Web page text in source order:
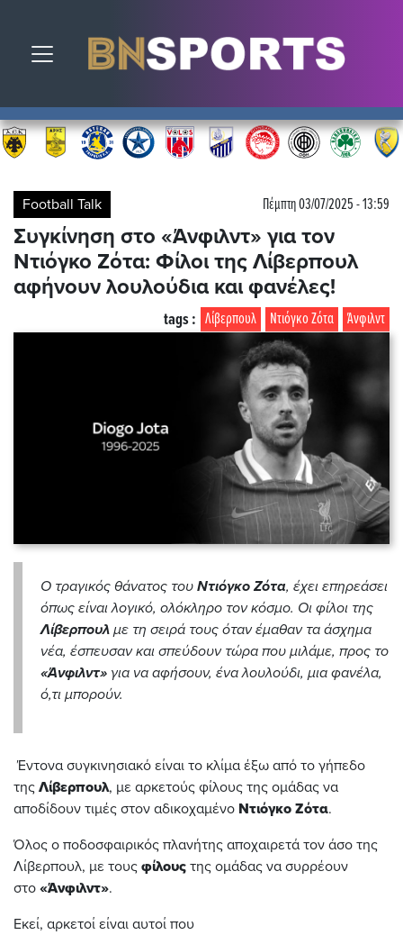
Toggle navigation
Football Talk Πέμπτη 03/07/2025 - 13:59
Συγκίνηση στο «Άνφιλντ» για τον
Ντιόγκο Ζότα: Φίλοι της Λίβερπουλ
αφήνουν λουλούδια και φανέλες!
Άνφιλντ
Ντιόγκο Ζότα
Λίβερπουλ
tags :
Ο τραγικός θάνατος του Ντιόγκο Ζότα, έχει επηρεάσει
όπως είναι λογικό, ολόκληρο τον κόσμο. Οι φίλοι της
Λίβερπουλ με τη σειρά τους όταν έμαθαν τα άσχημα
νέα, έσπευσαν και σπεύδουν τώρα που μιλάμε, προς το
«Άνφιλντ» για να αφήσουν, ένα λουλούδι, μια φανέλα,
ό,τι μπορούν.
Έντονα συγκινησιακό είναι το κλίμα έξω από το γήπεδο
της Λίβερπουλ, με αρκετούς φίλους της ομάδας να
αποδίδουν τιμές στον αδικοχαμένο Ντιόγκο Ζότα.
Όλος ο ποδοσφαιρικός πλανήτης αποχαιρετά τον άσο της
Λίβερπουλ, με τους φίλους της ομάδας να συρρέουν
στο «Άνφιλντ».
Εκεί, αρκετοί είναι αυτοί που